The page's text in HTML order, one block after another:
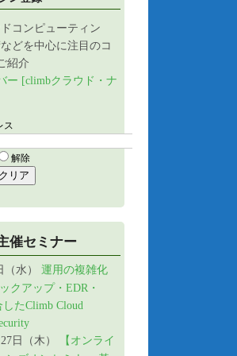
コンピューティン
どを中心に注目のコ
紹介
ー [climbクラウド・ナ
催セミナー
（水） 運用の複雑化
クアップ・EDR・
たClimb Cloud
日（木）
【オンライ